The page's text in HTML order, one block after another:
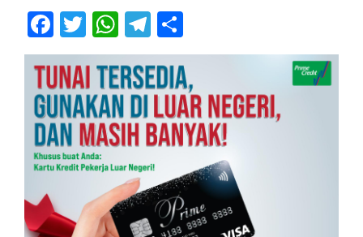
Facebook
Twitter
WhatsApp
Telegram